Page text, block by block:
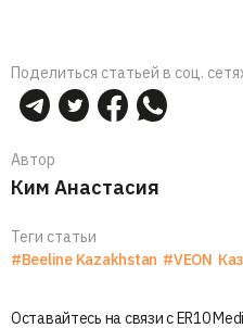
Поделиться статьей в соц.
Автор
Ким Анастасия
Теги статьи
#Beeline Kazakhstan #VEON
Оставайтесь на связи с ER10